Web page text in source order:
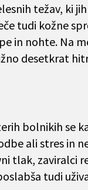
težav, ki
tudi kožne
in nohte. Na
desetkrat
bolnikih se
ali stres in
tlak, zaviralci
tudi